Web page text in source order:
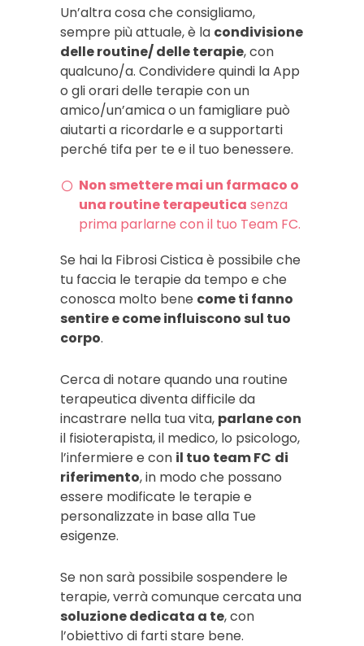
Un’altra cosa che consigliamo,
sempre più attuale, è la condivisione
delle routine/ delle terapie, con
qualcuno/a. Condividere quindi la App
o gli orari delle terapie con un
amico/un’amica o un famigliare può
aiutarti a ricordarle e a supportarti
perché tifa per te e il tuo benessere.
Non smettere mai un farmaco o
una routine terapeutica senza
prima parlarne con il tuo Team FC.
Se hai la Fibrosi Cistica è possibile che
tu faccia le terapie da tempo e che
conosca molto bene come ti fanno
sentire e come influiscono sul tuo
corpo.
Cerca di notare quando una routine
terapeutica diventa difficile da
incastrare nella tua vita, parlane con
il fisioterapista, il medico, lo psicologo,
l’infermiere e con il tuo team FC di
riferimento, in modo che possano
essere modificate le terapie e
personalizzate in base alla Tue
esigenze.
Se non sarà possibile sospendere le
terapie, verrà comunque cercata una
soluzione dedicata a te, con
l’obiettivo di farti stare bene.